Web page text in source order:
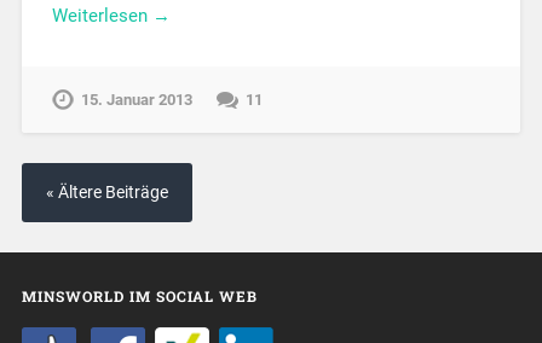
Weiterlesen →
15. Januar 2013 11
« Ältere Beiträge
MINSWORLD IM SOCIAL WEB